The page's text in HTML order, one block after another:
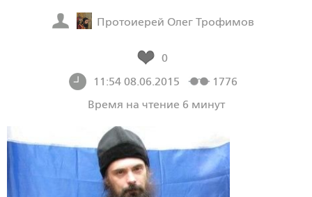
Протоиерей Олег Трофимов
0
11:54 08.06.2015
1776
Время на чтение 6 минут